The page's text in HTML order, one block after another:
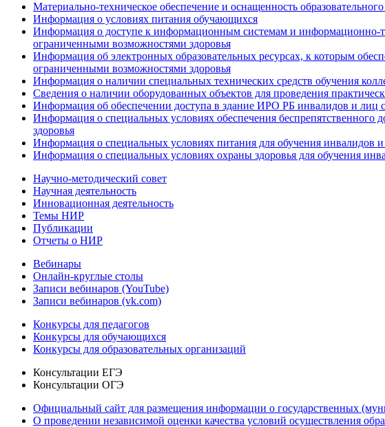
Материально-техническое обеспечение и оснащенность
Информация о условиях питания обучающихся
Информация о доступе к информационным системам и информационно-
ограниченными возможностями здоровья
Информация об электронных образовательных ресурсах, к которым
ограниченными возможностями здоровья
Информация о наличии специальных технических средств обучения
Сведения о наличии оборудованных объектов для проведения
Информация об обеспечении доступа в здание ИРО РБ инвалидов и лиц
Информация о специальных условиях обеспечения беспрепятственного
здоровья
Информация о специальных условиях питания для обучения инвалидов
Информация о специальных условиях охраны здоровья для обучения
Научно-методический совет
Научная деятельность
Инновационная деятельность
Темы НИР
Публикации
Отчеты о НИР
Вебинары
Онлайн-круглые столы
Записи вебинаров (YouTube)
Записи вебинаров (vk.com)
Конкурсы для педагогов
Конкурсы для обучающихся
Конкурсы для образовательных организаций
Консультации ЕГЭ
Консультации ОГЭ
Официальный сайт для размещения информации о государственных
О проведении независимой оценки качества условий осуществления